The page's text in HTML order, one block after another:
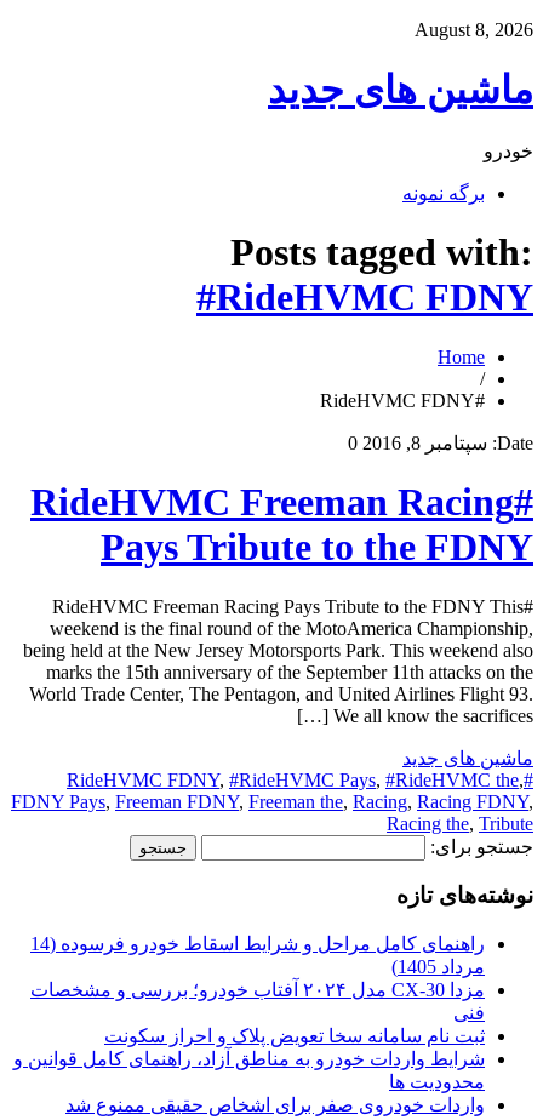
August 8, 2026
ماشین های جدید
خودرو
برگه نمونه
Posts tagged with:
#RideHVMC FDNY
Home
/
#RideHVMC FDNY
Date: سپتامبر 8, 2016 0
#RideHVMC Freeman Racing
Pays Tribute to the FDNY
#RideHVMC Freeman Racing Pays Tribute to the FDNY This
weekend is the final round of the MotoAmerica Championship,
being held at the New Jersey Motorsports Park. This weekend also
marks the 15th anniversary of the September 11th attacks on the
World Trade Center, The Pentagon, and United Airlines Flight 93.
We all know the sacrifices […]
ماشین های جدید
#RideHVMC FDNY
, #RideHVMC Pays, #RideHVMC the,
FDNY Pays, Freeman FDNY, Freeman the, Racing, Racing FDNY,
Racing the, Tribute
جستجو برای:
نوشته‌های تازه
راهنمای کامل مراحل و شرایط اسقاط خودرو فرسوده (14
مرداد 1405)
مزدا CX-30 مدل ۲۰۲۴ آفتاب خودرو؛ بررسی و مشخصات
فنی
ثبت نام سامانه سخا تعویض پلاک و احراز سکونت
شرایط واردات خودرو به مناطق آزاد، راهنمای کامل قوانین و
محدودیت ها
واردات خودروی صفر برای اشخاص حقیقی ممنوع شد